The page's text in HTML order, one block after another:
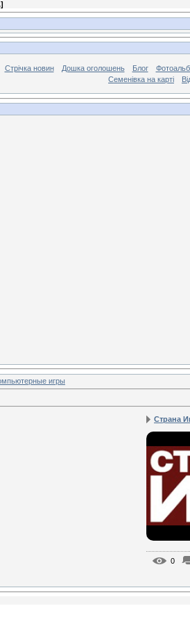
]
Стрічка новин Дошка оголошень Блог
Семенівка на карті
игры
Страна
0